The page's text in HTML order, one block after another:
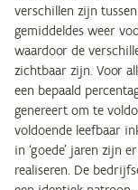
verschillen zijn
gemiddeldes weer
waardoor de
zichtbaar zijn. Voor
een bepaald
genereert om te
voldoende leefbaar
in ‘goede’ jaren zijn
realiseren. De